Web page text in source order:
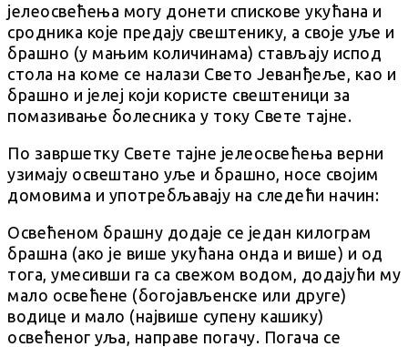
јелеосвећења могу донети спискове укућана и
сродника које предају свештенику, а своје уље и
брашно (у мањим количинама) стављају испод
стола на коме се налази Свето Јеванђеље, као и
брашно и јелеј који користе свештеници за
помазивање болесника у току Свете тајне.
По завршетку Свете тајне јелеосвећења верни
узимају освештано уље и брашно, носе својим
домовима и употребљавају на следећи начин:
Освећеном брашну додаје се један килограм
брашна (ако је више укућана онда и више) и од
тога, умесивши га са свежом водом, додајући му
мало освећене (богојављенске или друге)
водице и мало (највише супену кашику)
освећеног уља, направе погачу. Погача се